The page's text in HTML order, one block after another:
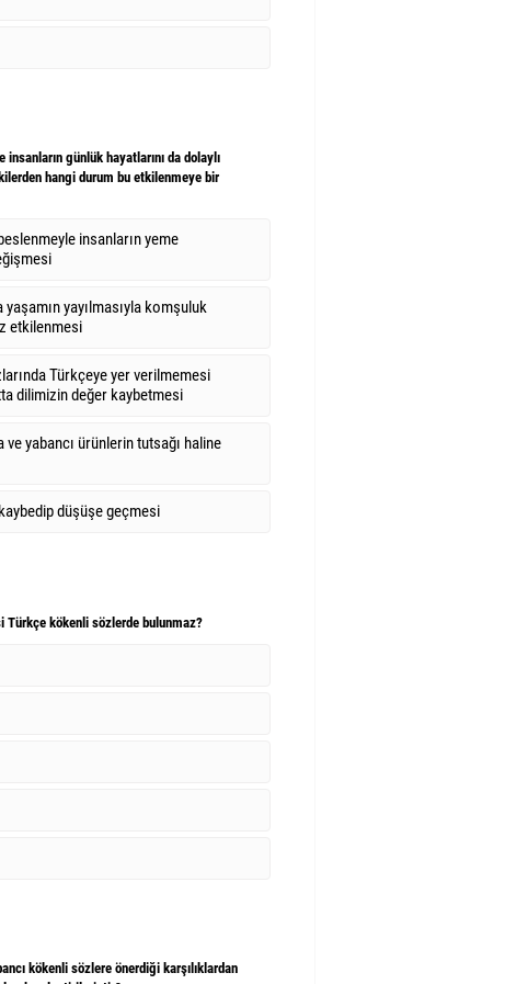
günlük hayatlarını da dolaylı
hangi durum bu etkilenmeye bir
insanların yeme
yayılmasıyla komşuluk
etkilenmesi
Türkçeye yer verilmemesi
dilimizin değer kaybetmesi
ve yabancı ürünlerin tutsağı haline
düşüşe geçmesi
Türkçe kökenli sözlerde bulunmaz?
kökenli sözlere önerdiği karşılıklardan